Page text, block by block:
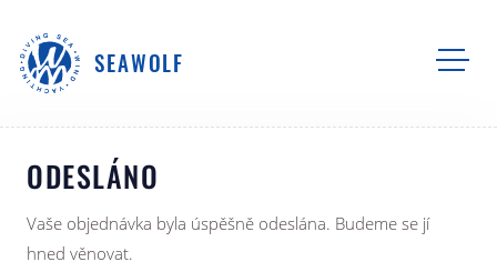
SEAWOLF
ODESLÁNO
Vaše objednávka byla úspěšně odeslána. Budeme se jí
hned věnovat.